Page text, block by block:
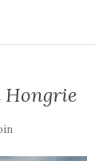
Hongrie